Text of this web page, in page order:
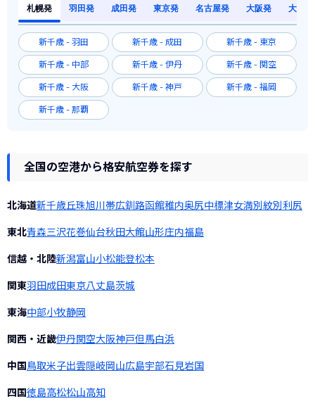
札幌発 羽田発 成田発 東京発 名古屋発 大阪発 大阪発
新千歳 - 羽田 新千歳 - 成田 新千歳 - 東京
新千歳 - 中部 新千歳 - 伊丹 新千歳 - 関空
新千歳 - 大阪 新千歳 - 神戸 新千歳 - 福岡
新千歳 - 那覇
全国の空港から格安航空券を探す
北海道新千歳丘珠旭川 帯広釧路函館稚内奥尻中標津女満別 紋別 利尻
東北青森三沢花巻仙台秋田大館山形庄内福島
信越・北陸新潟富山小松能登松本
関東羽田成田東京八丈島茨城
東海中部小牧静岡
関西・近畿伊丹関空大阪神戸但馬白浜
中国鳥取米子出雲隠岐岡山広島宇部石見岩国
四国徳島高松松山高知